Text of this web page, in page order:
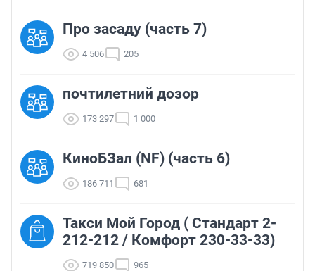
Про засаду (часть 7)
4 506 205
почтилетний дозор
173 297 1 000
КиноБЗал (NF) (часть 6)
186 711 681
Такси Мой Город ( Стандарт 2-
212-212 / Комфорт 230-33-33)
719 850 965